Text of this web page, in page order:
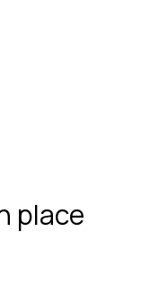
place